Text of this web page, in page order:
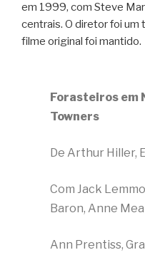
em 1999, com Steve
centrais. O diretor foi um
filme original foi mantido.
Forasteiros em
Towners
De Arthur Hiller,
Com Jack
Baron, Anne
Ann Prentiss,